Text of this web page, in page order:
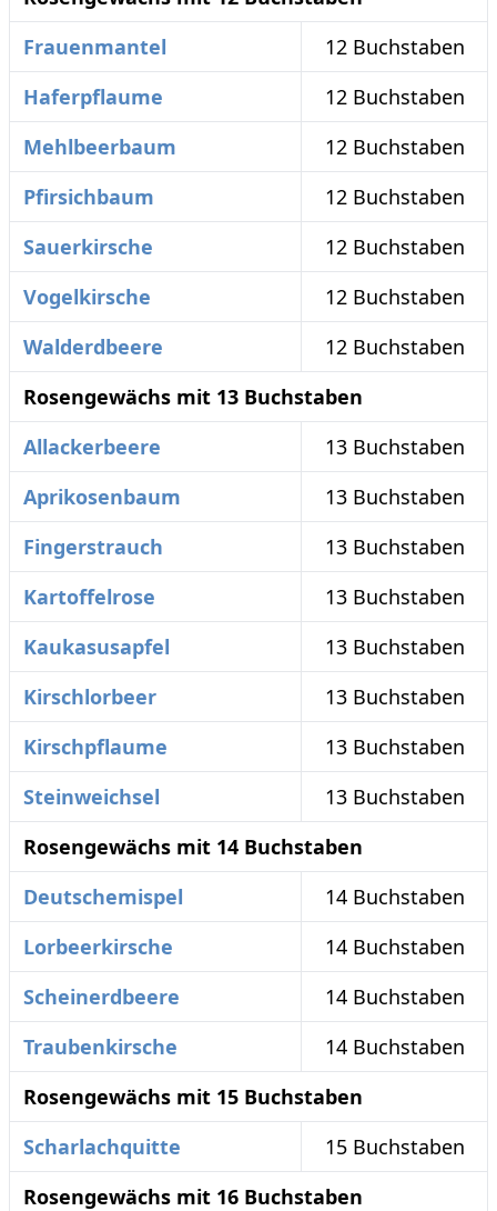
Frauenmantel
12 Buchstaben
Haferpflaume
12 Buchstaben
Mehlbeerbaum
12 Buchstaben
Pfirsichbaum
12 Buchstaben
Sauerkirsche
12 Buchstaben
Vogelkirsche
12 Buchstaben
Walderdbeere
12 Buchstaben
Rosengewächs mit 13 Buchstaben
Allackerbeere
13 Buchstaben
Aprikosenbaum
13 Buchstaben
Fingerstrauch
13 Buchstaben
Kartoffelrose
13 Buchstaben
Kaukasusapfel
13 Buchstaben
Kirschlorbeer
13 Buchstaben
Kirschpflaume
13 Buchstaben
Steinweichsel
13 Buchstaben
Rosengewächs mit 14 Buchstaben
Deutschemispel
14 Buchstaben
Lorbeerkirsche
14 Buchstaben
Scheinerdbeere
14 Buchstaben
Traubenkirsche
14 Buchstaben
Rosengewächs mit 15 Buchstaben
Scharlachquitte
15 Buchstaben
Rosengewächs mit 16 Buchstaben